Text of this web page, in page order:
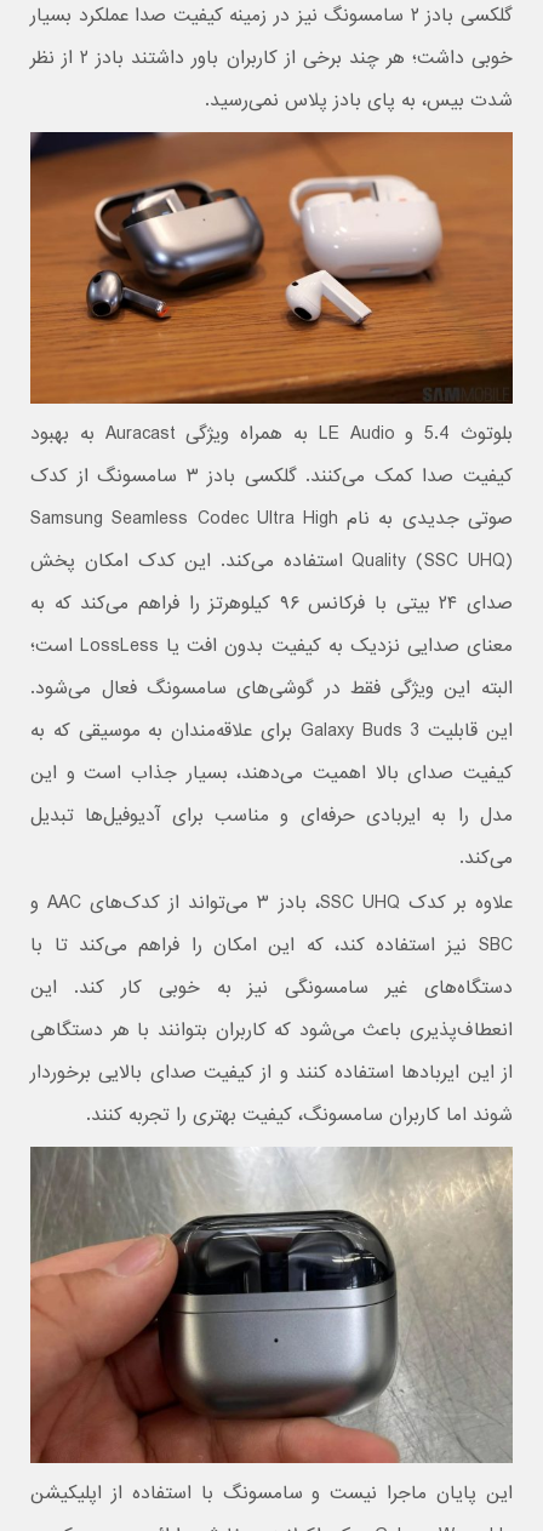
گلکسی بادز ۲ سامسونگ نیز در زمینه کیفیت صدا عملکرد بسیار
خوبی داشت؛ هر چند برخی از کاربران باور داشتند بادز ۲ از نظر
شدت بیس، به پای بادز پلاس نمی‌رسید.
بلوتوث 5.4 و LE Audio به همراه ویژگی Auracast به بهبود
کیفیت صدا کمک می‌کنند. گلکسی بادز ۳ سامسونگ از کدک
صوتی جدیدی به نام Samsung Seamless Codec Ultra High
Quality (SSC UHQ) استفاده می‌کند. این کدک امکان پخش
صدای ۲۴ بیتی با فرکانس ۹۶ کیلوهرتز را فراهم می‌کند که به
معنای صدایی نزدیک به کیفیت بدون افت یا LossLess است؛
البته این ویژگی فقط در گوشی‌های سامسونگ فعال می‌شود.
این قابلیت Galaxy Buds 3 برای علاقه‌مندان به موسیقی که به
کیفیت صدای بالا اهمیت می‌دهند، بسیار جذاب است و این
مدل را به ایربادی حرفه‌ای و مناسب برای آدیوفیل‌ها تبدیل
می‌کند.
علاوه بر کدک SSC UHQ، بادز ۳ می‌تواند از کدک‌های AAC و
SBC نیز استفاده کند، که این امکان را فراهم می‌کند تا با
دستگاه‌های غیر سامسونگی نیز به خوبی کار کند. این
انعطاف‌پذیری باعث می‌شود که کاربران بتوانند با هر دستگاهی
از این ایربادها استفاده کنند و از کیفیت صدای بالایی برخوردار
شوند اما کاربران سامسونگ، کیفیت بهتری را تجربه کنند.
این پایان ماجرا نیست و سامسونگ با استفاده از اپلیکیشن